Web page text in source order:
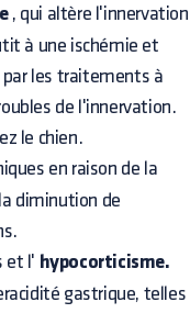
, qui altère l'innervation
à une ischémie et
par les traitements à
de l'innervation.
le chien.
en raison de la
diminution de
et l' hypocorticisme.
gastrique, telles